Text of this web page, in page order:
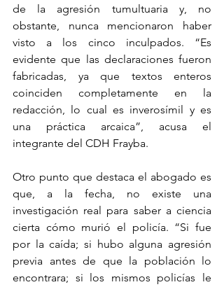
de la agresión tumultuaria y, no
obstante, nunca mencionaron haber
visto a los cinco inculpados. “Es
evidente que las declaraciones fueron
fabricadas, ya que textos enteros
coinciden completamente en la
redacción, lo cual es inverosímil y es
una práctica arcaica”, acusa el
integrante del CDH Frayba.
Otro punto que destaca el abogado es
que, a la fecha, no existe una
investigación real para saber a ciencia
cierta cómo murió el policía. “Si fue
por la caída; si hubo alguna agresión
previa antes de que la población lo
encontrara; si los mismos policías le